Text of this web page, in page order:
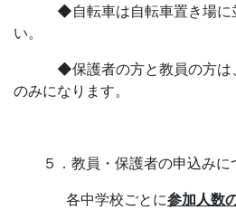
◆自転車は自転車置き場に並
い。
◆保護者の方と教員の方は、
のみになります。
５．教員・保護者の申込みに
各中学校ごとに参加人数